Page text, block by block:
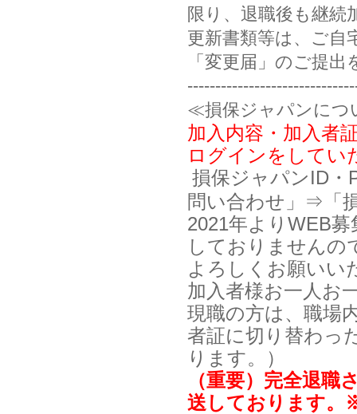
限り、退職後も継続
更新書類等は、ご自
「変更届」のご提
≪損保ジャパンにつ
加入内容・加入者
ログインをしてい
損保ジャパンID・
問い合わせ」⇒「
2021年よりWEB
しておりませんの
よろしくお願いい
加入者様お一人お
現職の方は、職場
者証に切り替わっ
ります。
）
（重要）完全退
送しております。